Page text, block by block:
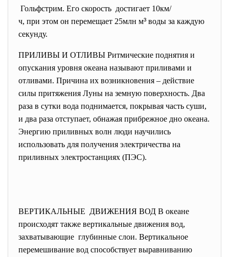
Гольфстрим. Его скорость достигает 10км/
ч, при этом он перемещает 25млн м³ воды за каждую
секунду.
ПРИЛИВЫ И ОТЛИВЫ Ритмические поднятия и
опускания уровня океана называют приливами и
отливами. Причина их возникновения – действие
силы притяжения Луны на земную поверхность. Два
раза в сутки вода поднимается, покрывая часть суши,
и два раза отступает, обнажая прибрежное дно океана.
Энергию приливных волн люди научились
использовать для получения электричества на
приливных электростанциях (ПЭС).
ВЕРТИКАЛЬНЫЕ ДВИЖЕНИЯ ВОД В океане
происходят также вертикальные движения вод,
захватывающие глубинные слои. Вертикальное
перемешивание вод способствует выравниванию